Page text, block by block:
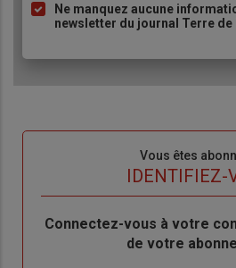
Ne manquez aucune
newsletter du journal Terre de
Vous êtes
IDENTIFIEZ-
Body
Connectez-vous à votre
de votre